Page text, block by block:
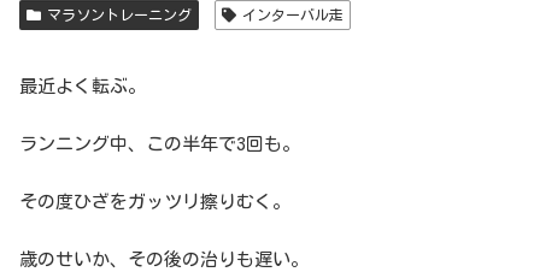
マラソントレーニング インターバル走
最近よく転ぶ。
ランニング中、この半年で3回も。
その度ひざをガッツリ擦りむく。
歳のせいか、その後の治りも遅い。